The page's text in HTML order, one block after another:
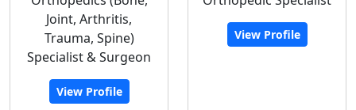
Joint, Arthritis,
Trauma, Spine)
Specialist & Surgeon
View Profile
View Profile